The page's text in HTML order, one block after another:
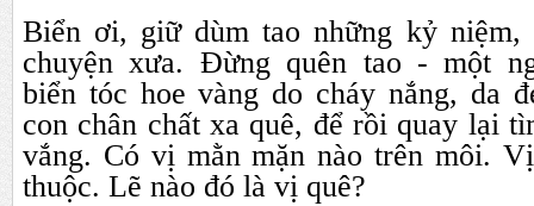
Biển ơi, giữ dùm tao những kỷ
chuyện xưa. Đừng quên tao - một
biển tóc hoe vàng do cháy nắng, da
con chân chất xa quê, để rồi quay lại
vắng. Có vị mằn mặn nào trên môi.
thuộc. Lẽ nào đó là vị quê?